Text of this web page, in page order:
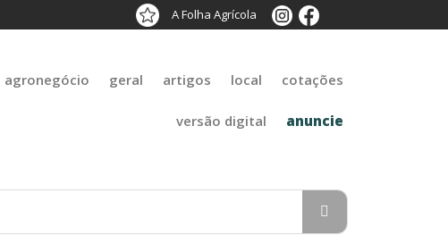
A Folha Agrícola
agronegócio geral artigos local cotações
versão digital anuncie